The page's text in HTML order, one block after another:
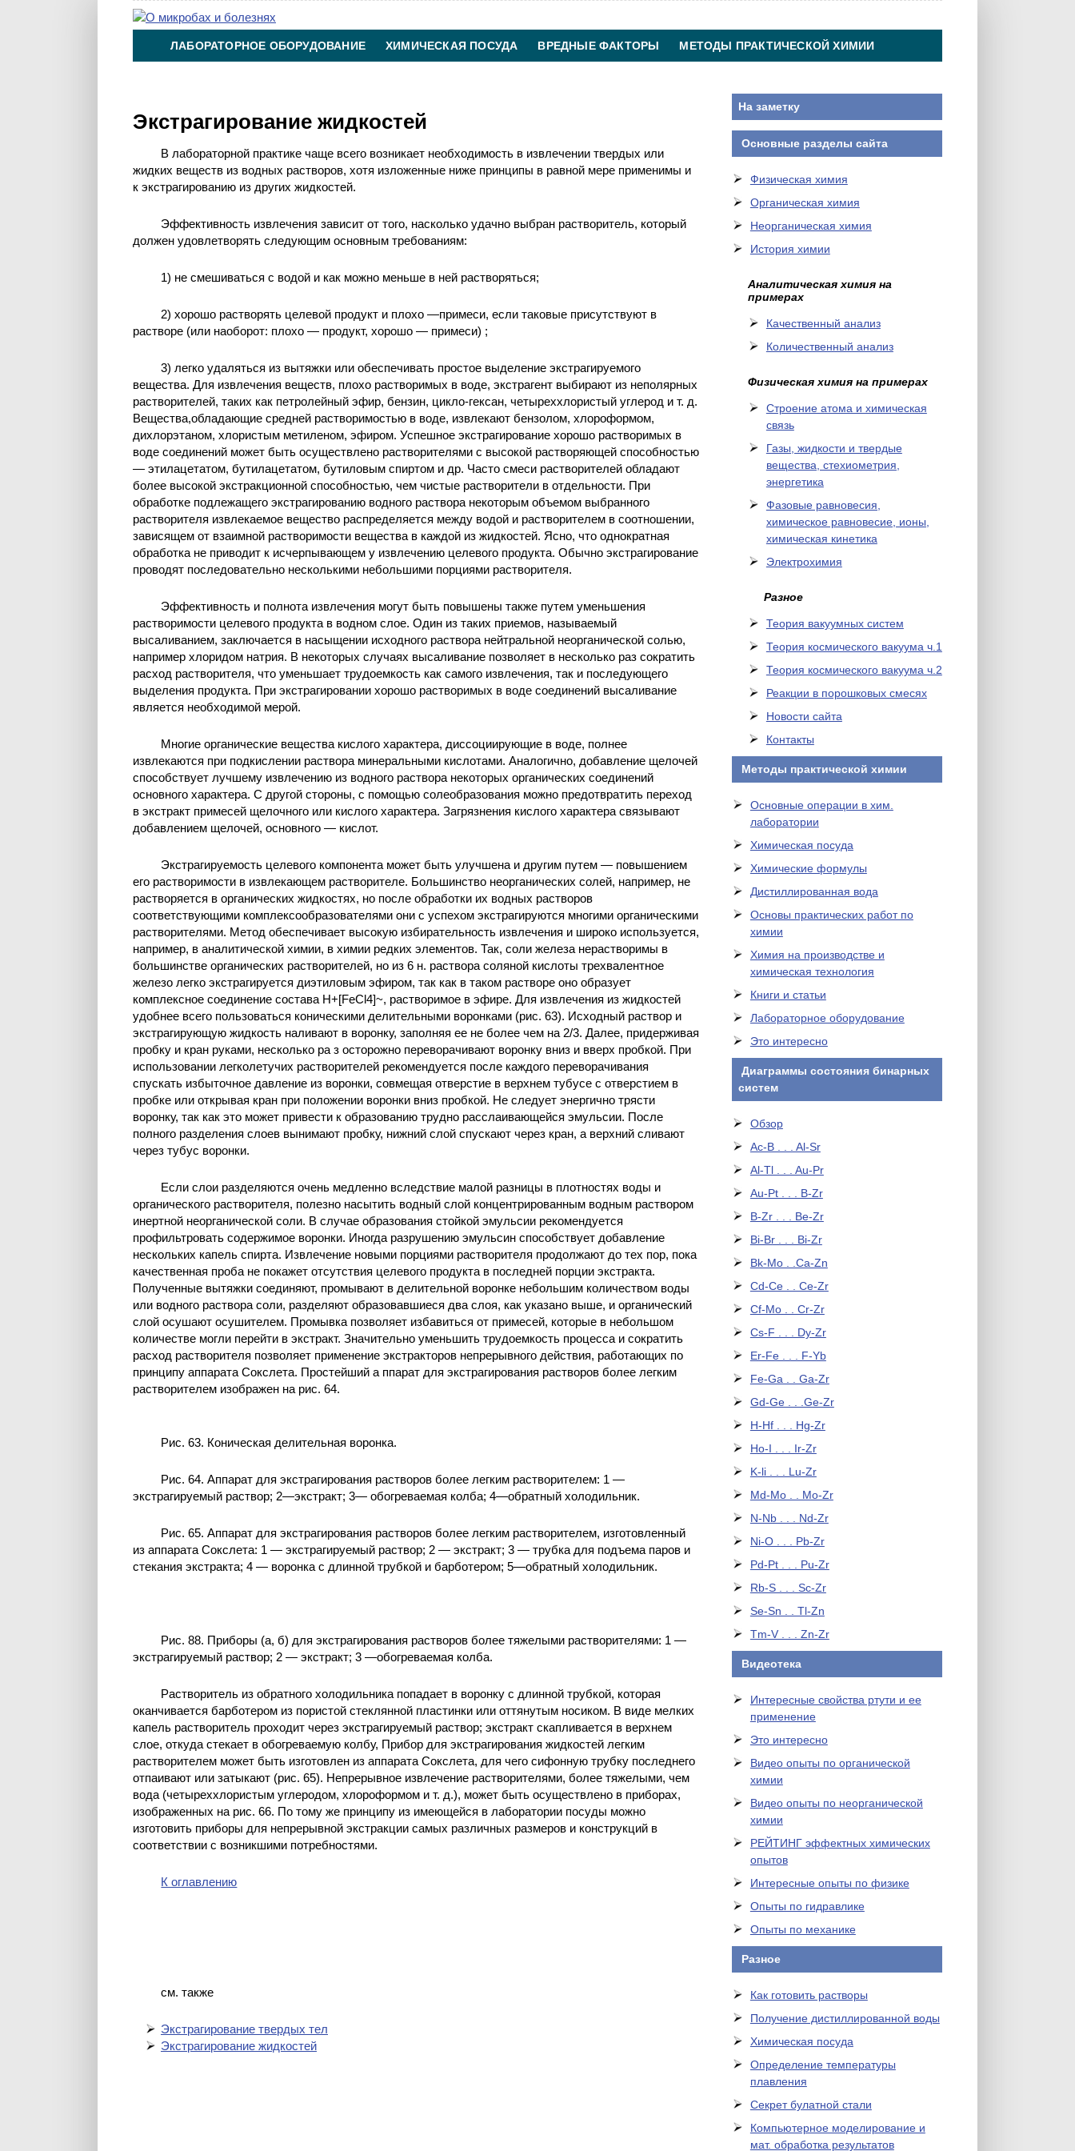
ЛАБОРАТОРНОЕ ОБОРУДОВАНИЕ ХИМИЧЕСКАЯ ПОСУДА ВРЕДНЫЕ ФАКТОРЫ МЕТОДЫ ПРАКТИЧЕСКОЙ ХИМИИ
Экстрагирование жидкостей
В лабораторной практике чаще всего возникает необходимость в извлечении твердых или
жидких веществ из водных растворов, хотя изложенные ниже принципы в равной мере применимы и
к экстрагированию из других жидкостей.
Эффективность извлечения зависит от того, насколько удачно выбран растворитель, который
должен удовлетворять следующим основным требованиям:
1) не смешиваться с водой и как можно меньше в ней растворяться;
2) хорошо растворять целевой продукт и плохо —примеси, если таковые присутствуют в
растворе (или наоборот: плохо — продукт, хорошо — примеси) ;
3) легко удаляться из вытяжки или обеспечивать простое выделение экстрагируемого
вещества. Для извлечения веществ, плохо растворимых в воде, экстрагент выбирают из неполярных
растворителей, таких как петролейный эфир, бензин, цикло-гексан, четыреххлористый углерод и т. д.
Вещества,обладающие средней растворимостью в воде, извлекают бензолом, хлороформом,
дихлорэтаном, хлористым метиленом, эфиром. Успешное экстрагирование хорошо растворимых в
воде соединений может быть осуществлено растворителями с высокой растворяющей способностью
— этилацетатом, бутилацетатом, бутиловым спиртом и др. Часто смеси растворителей обладают
более высокой экстракционной способностью, чем чистые растворители в отдельности. При
обработке подлежащего экстрагированию водного раствора некоторым объемом выбранного
растворителя извлекаемое вещество распределяется между водой и растворителем в соотношении,
зависящем от взаимной растворимости вещества в каждой из жидкостей. Ясно, что однократная
обработка не приводит к исчерпывающем у извлечению целевого продукта. Обычно экстрагирование
проводят последовательно несколькими небольшими порциями растворителя.
Эффективность и полнота извлечения могут быть повышены также путем уменьшения
растворимости целевого продукта в водном слое. Один из таких приемов, называемый
высаливанием, заключается в насыщении исходного раствора нейтральной неорганической солью,
например хлоридом натрия. В некоторых случаях высаливание позволяет в несколько раз сократить
расход растворителя, что уменьшает трудоемкость как самого извлечения, так и последующего
выделения продукта. При экстрагировании хорошо растворимых в воде соединений высаливание
является необходимой мерой.
Многие органические вещества кислого характера, диссоциирующие в воде, полнее
извлекаются при подкислении раствора минеральными кислотами. Аналогично, добавление щелочей
способствует лучшему извлечению из водного раствора некоторых органических соединений
основного характера. С другой стороны, с помощью солеобразования можно предотвратить переход
в экстракт примесей щелочного или кислого характера. Загрязнения кислого характера связывают
добавлением щелочей, основного — кислот.
Экстрагируемость целевого компонента может быть улучшена и другим путем — повышением
его растворимости в извлекающем растворителе. Большинство неорганических солей, например, не
растворяется в органических жидкостях, но после обработки их водных растворов
соответствующими комплексообразователями они с успехом экстрагируются многими органическими
растворителями. Метод обеспечивает высокую избирательность извлечения и широко используется,
например, в аналитической химии, в химии редких элементов. Так, соли железа нерастворимы в
большинстве органических растворителей, но из 6 н. раствора соляной кислоты трехвалентное
железо легко экстрагируется диэтиловым эфиром, так как в таком растворе оно образует
комплексное соединение состава H+[FeCl4]~, растворимое в эфире. Для извлечения из жидкостей
удобнее всего пользоваться коническими делительными воронками (рис. 63). Исходный раствор и
экстрагирующую жидкость наливают в воронку, заполняя ее не более чем на 2/3. Далее, придерживая
пробку и кран руками, несколько ра з осторожно переворачивают воронку вниз и вверх пробкой. При
использовании легколетучих растворителей рекомендуется после каждого переворачивания
спускать избыточное давление из воронки, совмещая отверстие в верхнем тубусе с отверстием в
пробке или открывая кран при положении воронки вниз пробкой. Не следует энергично трясти
воронку, так как это может привести к образованию трудно расслаивающейся эмульсии. После
полного разделения слоев вынимают пробку, нижний слой спускают через кран, а верхний сливают
через тубус воронки.
Если слои разделяются очень медленно вследствие малой разницы в плотностях воды и
органического растворителя, полезно насытить водный слой концентрированным водным раствором
инертной неорганической соли. В случае образования стойкой эмульсии рекомендуется
профильтровать содержимое воронки. Иногда разрушению эмульсин способствует добавление
нескольких капель спирта. Извлечение новыми порциями растворителя продолжают до тех пор, пока
качественная проба не покажет отсутствия целевого продукта в последней порции экстракта.
Полученные вытяжки соединяют, промывают в делительной воронке небольшим количеством воды
или водного раствора соли, разделяют образовавшиеся два слоя, как указано выше, и органический
слой осушают осушителем. Промывка позволяет избавиться от примесей, которые в небольшом
количестве могли перейти в экстракт. Значительно уменьшить трудоемкость процесса и сократить
расход растворителя позволяет применение экстракторов непрерывного действия, работающих по
принципу аппарата Сокслета. Простейший а ппарат для экстрагирования растворов более легким
растворителем изображен на рис. 64.
Рис. 63. Коническая делительная воронка.
Рис. 64. Аппарат для экстрагирования растворов более легким растворителем: 1 —
экстрагируемый раствор; 2—экстракт; 3— обогреваемая колба; 4—обратный холодильник.
Рис. 65. Аппарат для экстрагирования растворов более легким растворителем, изготовленный
из аппарата Сокслета: 1 — экстрагируемый раствор; 2 — экстракт; 3 — трубка для подъема паров и
стекания экстракта; 4 — воронка с длинной трубкой и барботером; 5—обратный холодильник.
Рис. 88. Приборы (а, б) для экстрагирования растворов более тяжелыми растворителями: 1 —
экстрагируемый раствор; 2 — экстракт; 3 —обогреваемая колба.
Растворитель из обратного холодильника попадает в воронку с длинной трубкой, которая
оканчивается барботером из пористой стеклянной пластинки или оттянутым носиком. В виде мелких
капель растворитель проходит через экстрагируемый раствор; экстракт скапливается в верхнем
слое, откуда стекает в обогреваемую колбу, Прибор для экстрагирования жидкостей легким
растворителем может быть изготовлен из аппарата Сокслета, для чего сифонную трубку последнего
отпаивают или затыкают (рис. 65). Непрерывное извлечение растворителями, более тяжелыми, чем
вода (четыреххлористым углеродом, хлороформом и т. д.), может быть осуществлено в приборах,
изображенных на рис. 66. По тому же принципу из имеющейся в лаборатории посуды можно
изготовить приборы для непрерывной экстракции самых различных размеров и конструкций в
соответствии с возникшими потребностями.
К оглавлению
см. также
Экстрагирование твердых тел
Экстрагирование жидкостей
На заметку
Основные разделы сайта
Физическая химия
Органическая химия
Неорганическая химия
История химии
Аналитическая химия на
примерах
Качественный анализ
Количественный анализ
Физическая химия на примерах
Cтроение атома и химическая
связь
Газы, жидкости и твердые
вещества, стехиометрия,
энергетика
Фазовые равновесия,
химическое равновесие, ионы,
химическая кинетика
Электрохимия
Разное
Теория вакуумных систем
Теория космического вакуума ч.1
Теория космического вакуума ч.2
Реакции в порошковых смесях
Новости сайта
Контакты
Методы практической химии
Основные операции в хим.
лаборатории
Химическая посуда
Химические формулы
Дистиллированная вода
Основы практических работ по
химии
Химия на производстве и
химическая технология
Книги и статьи
Лабораторное оборудование
Это интересно
Диаграммы состояния бинарных
систем
Обзор
Ac-B . . . Al-Sr
Al-Tl . . . Au-Pr
Au-Pt . . . B-Zr
B-Zr . . . Be-Zr
Bi-Br . . . Bi-Zr
Bk-Mo . .Ca-Zn
Cd-Ce . . Ce-Zr
Cf-Mo . . Cr-Zr
Cs-F . . . Dy-Zr
Er-Fe . . . F-Yb
Fe-Ga . . Ga-Zr
Gd-Ge . . .Ge-Zr
H-Hf . . . Hg-Zr
Ho-I . . . Ir-Zr
K-li . . . Lu-Zr
Md-Mo . . Mo-Zr
N-Nb . . . Nd-Zr
Ni-O . . . Pb-Zr
Pd-Pt . . . Pu-Zr
Rb-S . . . Sc-Zr
Se-Sn . . Tl-Zn
Tm-V . . . Zn-Zr
Видеотека
Интересные свойства ртути и ее
применение
Это интересно
Видео опыты по органической
химии
Видео опыты по неорганической
химии
РЕЙТИНГ эффектных химических
опытов
Интересные опыты по физике
Опыты по гидравлике
Опыты по механике
Разное
Как готовить растворы
Получение дистиллированной воды
Химическая посуда
Определение температуры
плавления
Секрет булатной стали
Компьютерное моделирование и
мат. обработка результатов